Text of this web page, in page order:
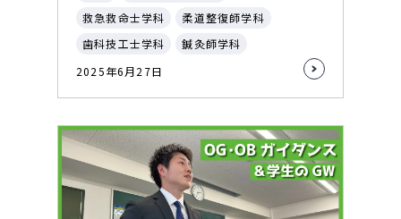
救急救命士学科
柔道整復師学科
歯科技工士学科
鍼灸師学科
2025年6月27日